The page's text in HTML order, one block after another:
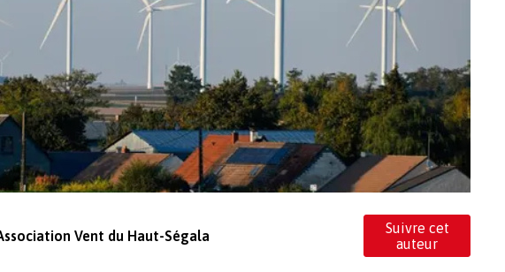
Vent du Haut-Ségala
Suivre cet
auteur